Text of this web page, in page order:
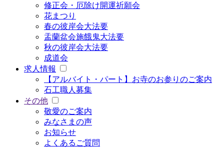
修正会・厄除け開運祈願会
花まつり
春の彼岸会大法要
盂蘭盆会施餓鬼大法要
秋の彼岸会大法要
成道会
求人情報
【アルバイト・パート】お寺のお参りのご案内
石工職人募集
その他
敬愛のご案内
みなさまの声
お知らせ
よくあるご質問